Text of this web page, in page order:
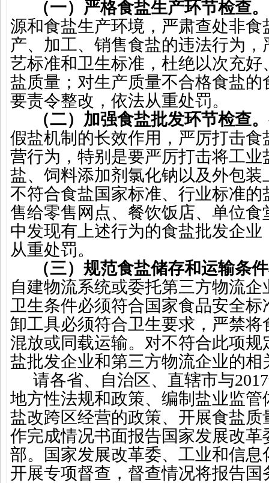
（一）严格食盐生产环节检查。
源和食盐生产环境，严肃查处非
产、加工、销售食盐的违法行为
艺标准和卫生标准，杜绝以次充
盐质量；对生产质量不合格食盐
要责令整改，依法从重处罚。
（二）加强食盐批发环节检查。
假盐机制的长效作用，严厉打击
营行为，特别是要严厉打击将工
盐、饲料添加剂氯化钠以及外包
不符合食盐国家标准、行业标准
售给零售网点、餐饮饭店、单位
中发现有上述行为的食盐批发企
从重处罚。
（三）规范食盐储存和运输条
自建物流系统或委托第三方物流
卫生条件必须符合国家食品安全
卸工具必须符合卫生要求，严禁
混放或同载运输。对不符合此项
盐批发企业和第三方物流企业的相
请各省、自治区、直辖市与2017
地方性法规和政策、编制盐业监
盐改跨区经营的政策、开展食盐
作完成情况书面报告国家发展改
部。国家发展改革委、工业和信
开展专项督查，督查情况将报告国